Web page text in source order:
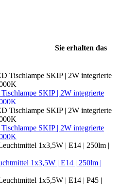
Sie erhalten das
SKIP | 2W integrierte
SKIP | 2W integrierte
1x3,5W | E14 | 250lm |